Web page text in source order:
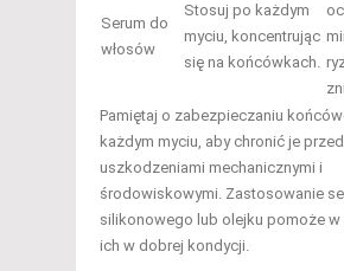
Serum do
włosów
Stosuj po każdym
myciu, koncentrując
się na końcówkach.
Pamiętaj o zabezpieczaniu
każdym myciu, aby chronić je przed
uszkodzeniami mechanicznymi i
środowiskowymi. Zastosowanie
silikonowego lub olejku pomoże w
ich w dobrej kondycji.